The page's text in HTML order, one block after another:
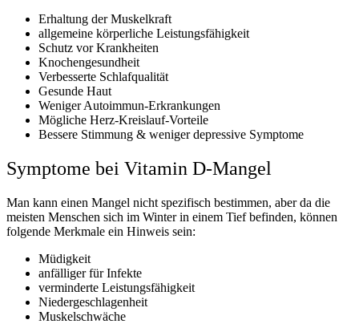
Erhaltung der Muskelkraft
allgemeine körperliche Leistungsfähigkeit
Schutz vor Krankheiten
Knochengesundheit
Verbesserte Schlafqualität
Gesunde Haut
Weniger Autoimmun-Erkrankungen
Mögliche Herz-Kreislauf-Vorteile
Bessere Stimmung & weniger depressive Symptome
Symptome bei Vitamin D-Mangel
Man kann einen Mangel nicht spezifisch bestimmen, aber da die
meisten Menschen sich im Winter in einem Tief befinden, können
folgende Merkmale ein Hinweis sein:
Müdigkeit
anfälliger für Infekte
verminderte Leistungsfähigkeit
Niedergeschlagenheit
Muskelschwäche